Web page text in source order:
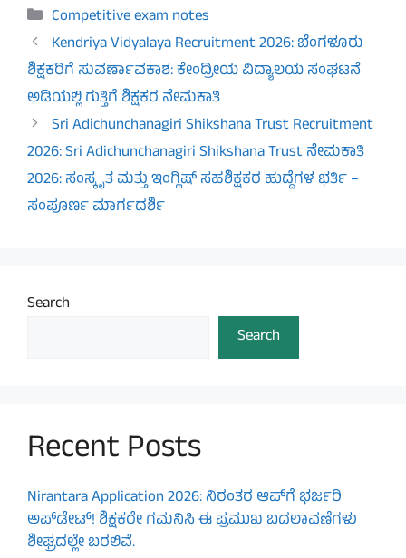
Categories
Competitive exam notes
Kendriya Vidyalaya Recruitment 2026: ಬೆಂಗಳೂರು
ಶಿಕ್ಷಕರಿಗೆ ಸುವರ್ಣಾವಕಾಶ: ಕೇಂದ್ರೀಯ ವಿದ್ಯಾಲಯ ಸಂಘಟನೆ
ಅಡಿಯಲ್ಲಿ ಗುತ್ತಿಗೆ ಶಿಕ್ಷಕರ ನೇಮಕಾತಿ
Sri Adichunchanagiri Shikshana Trust Recruitment
2026: Sri Adichunchanagiri Shikshana Trust ನೇಮಕಾತಿ
2026: ಸಂಸ್ಕೃತ ಮತ್ತು ಇಂಗ್ಲಿಷ್ ಸಹಶಿಕ್ಷಕರ ಹುದ್ದೆಗಳ ಭರ್ತಿ –
ಸಂಪೂರ್ಣ ಮಾರ್ಗದರ್ಶಿ
Search
Search
Recent Posts
Nirantara Application 2026: ನಿರಂತರ ಆಪ್‌ಗೆ ಭರ್ಜರಿ
ಅಪ್‌ಡೇಟ್! ಶಿಕ್ಷಕರೇ ಗಮನಿಸಿ ಈ ಪ್ರಮುಖ ಬದಲಾವಣೆಗಳು
ಶೀಘ್ರದಲ್ಲೇ ಬರಲಿವೆ.